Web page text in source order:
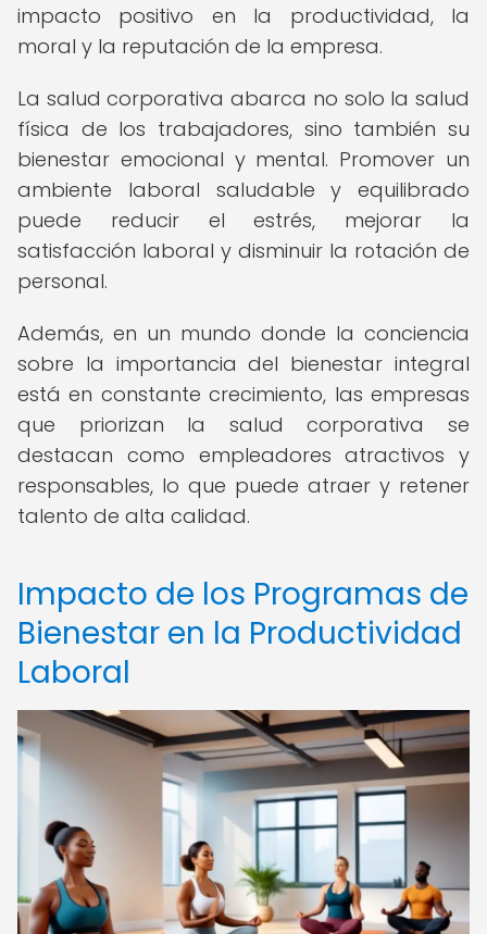
impacto positivo en la productividad, la
moral y la reputación de la empresa.
La salud corporativa abarca no solo la salud
física de los trabajadores, sino también su
bienestar emocional y mental. Promover un
ambiente laboral saludable y equilibrado
puede reducir el estrés, mejorar la
satisfacción laboral y disminuir la rotación de
personal.
Además, en un mundo donde la conciencia
sobre la importancia del bienestar integral
está en constante crecimiento, las empresas
que priorizan la salud corporativa se
destacan como empleadores atractivos y
responsables, lo que puede atraer y retener
talento de alta calidad.
Impacto de los Programas de
Bienestar en la Productividad
Laboral